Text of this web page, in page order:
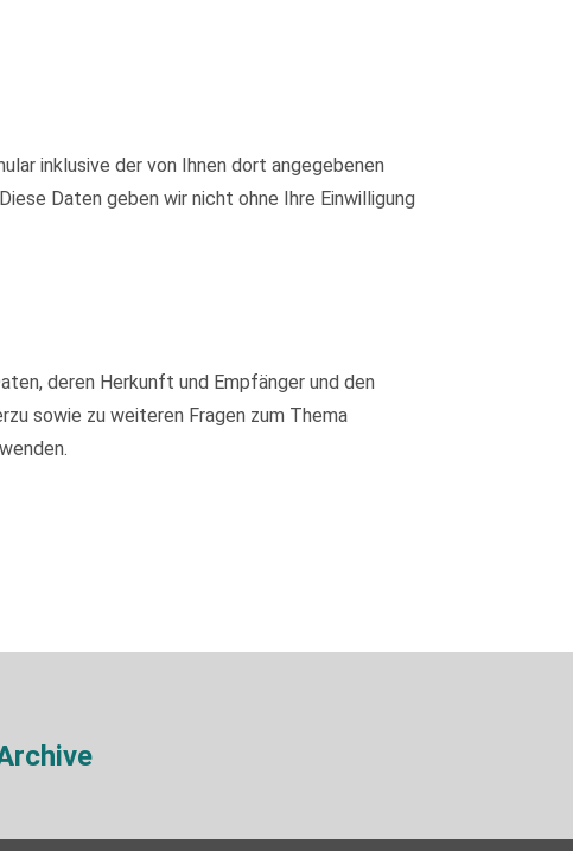
inklusive der von Ihnen dort angegebenen
Daten geben wir nicht ohne Ihre Einwilligung
deren Herkunft und Empfänger und den
sowie zu weiteren Fragen zum Thema